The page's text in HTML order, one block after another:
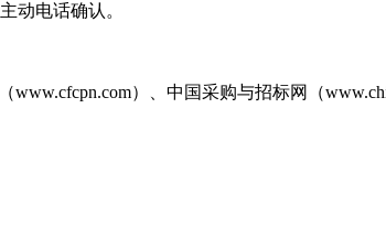
动电话确认。
）、中国采购与招标网（